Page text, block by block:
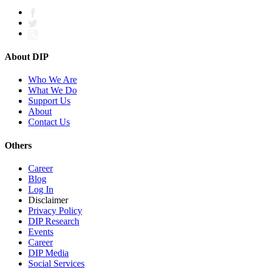
About DIP
Who We Are
What We Do
Support Us
About
Contact Us
Others
Career
Blog
Log In
Disclaimer
Privacy Policy
DIP Research
Events
Career
DIP Media
Social Services